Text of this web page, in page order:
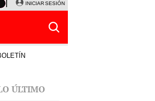
CORTE DE LUZ VIERNES 7 DE AGOSTO
INICIAR SESIÓN
ÚLTIMO